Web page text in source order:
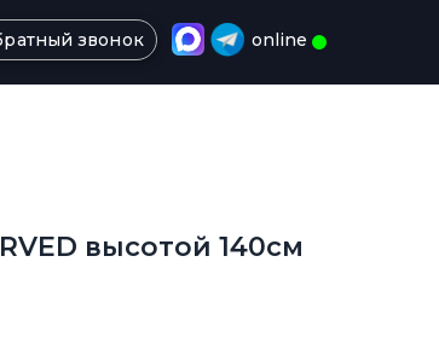
звонок online
высотой 140см